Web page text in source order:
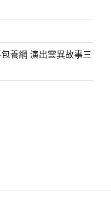
養網 演出靈異故事三